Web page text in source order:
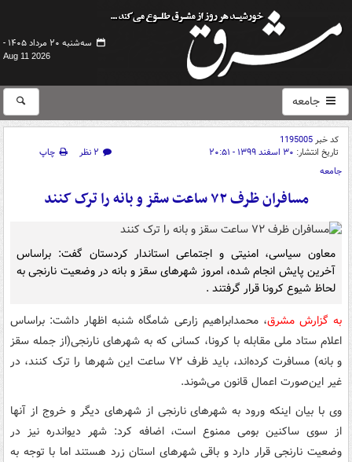
سه‌شنبه ۲۰ مرداد ۱۴۰۵ -
Aug 11 2026
جامعه
کد خبر1195005
تاریخ انتشار: ۳۰ اسفند ۱۳۹۹ - ۲۰:۵۱ ۲ نظر
چاپ
جامعه
مسافران ظرف ۷۲ ساعت سقز و بانه را ترک کنند
معاون سیاسی، امنیتی و اجتماعی استاندار کردستان گفت: براساس
آخرین پایش انجام شده، امروز شهرهای سقز و بانه در وضعیت نارنجی به
لحاظ شیوع کرونا قرار گرفتند .
به گزارش مشرق، محمدابراهیم زارعی شامگاه شنبه اظهار داشت: براساس
اعلام ستاد ملی مقابله با کرونا، کسانی که به شهرهای نارنجی(از جمله سقز
و بانه) مسافرت کرده‌اند، باید ظرف ۷۲ ساعت این شهرها را ترک کنند، در
غیر این‌صورت اعمال قانون می‌شوند.
وی با بیان اینکه ورود به شهرهای نارنجی از شهرهای دیگر و خروج از آنها
از سوی ساکنین بومی ممنوع است، اضافه کرد: شهر دیواندره نیز در
وضعیت نارنجی قرار دارد و باقی شهرهای استان زرد هستند اما با توجه به